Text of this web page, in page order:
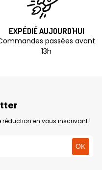
EXPÉDIÉ AUJOURD'HUI
passées avant
13h
réduction en vous inscrivant !